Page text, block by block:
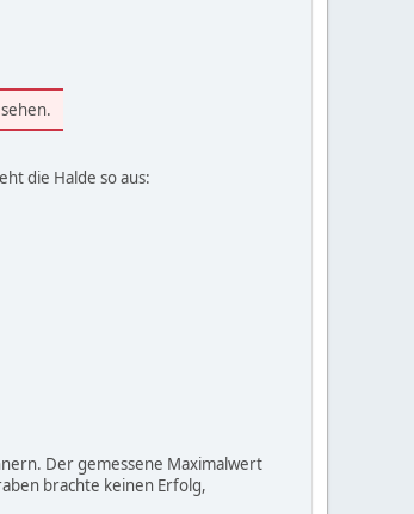
die Halde so aus:
Der gemessene Maximalwert
brachte keinen Erfolg,